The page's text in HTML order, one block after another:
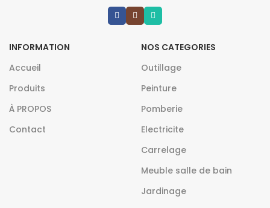
INFORMATION
Accueil
Produits
À PROPOS
Contact
NOS CATEGORIES
Outillage
Peinture
Pomberie
Electricite
Carrelage
Meuble salle de bain
Jardinage